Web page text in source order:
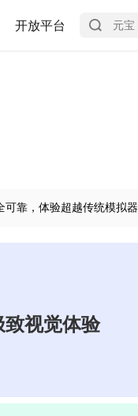
开放平台
可靠，体验超越传统模拟器
致视觉体验